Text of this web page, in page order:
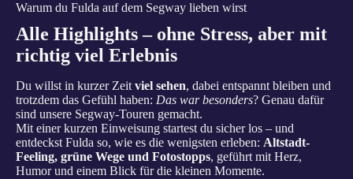
Warum du Fulda auf dem Segway lieben wirst
Alle Highlights – ohne Stress, aber mit
richtig viel Erlebnis
Du willst in kurzer Zeit viel sehen, dabei entspannt bleiben und
trotzdem das Gefühl haben: Das war besonders? Genau dafür
sind unsere Segway-Touren gemacht.
Mit einer kurzen Einweisung startest du sicher los – und
entdeckst Fulda so, wie es die wenigsten erleben: Altstadt-
Feeling, grüne Wege und Fotostopps, geführt mit Herz,
Humor und einem Blick für die kleinen Momente.